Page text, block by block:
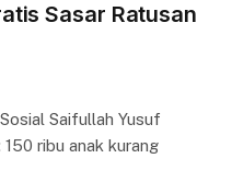
Sasar Ratusan
Saifullah Yusuf
ribu anak kurang